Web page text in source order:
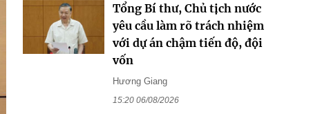
Tổng Bí thư, Chủ tịch nước
yêu cầu làm rõ trách nhiệm
với dự án chậm tiến độ, đội
vốn
Hương Giang
15:20 06/08/2026